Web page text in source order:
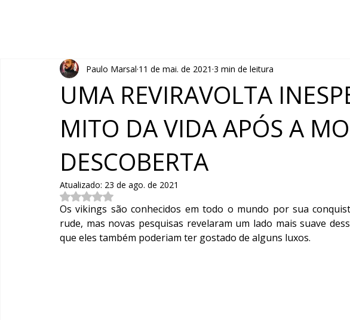
UMA REVIRAVOLTA
MITO DA VIDA APÓS A
DESCOBERTA
Paulo Marsal 11 de mai. de 2021 3 min de leitura
Atualizado: 23 de ago. de 2021
Avaliado com NaN de 5 estrelas.
Os vikings são conhecidos em todo o mundo por sua
rude, mas novas pesquisas revelaram um lado mais suave
que eles também poderiam ter gostado de alguns luxos.